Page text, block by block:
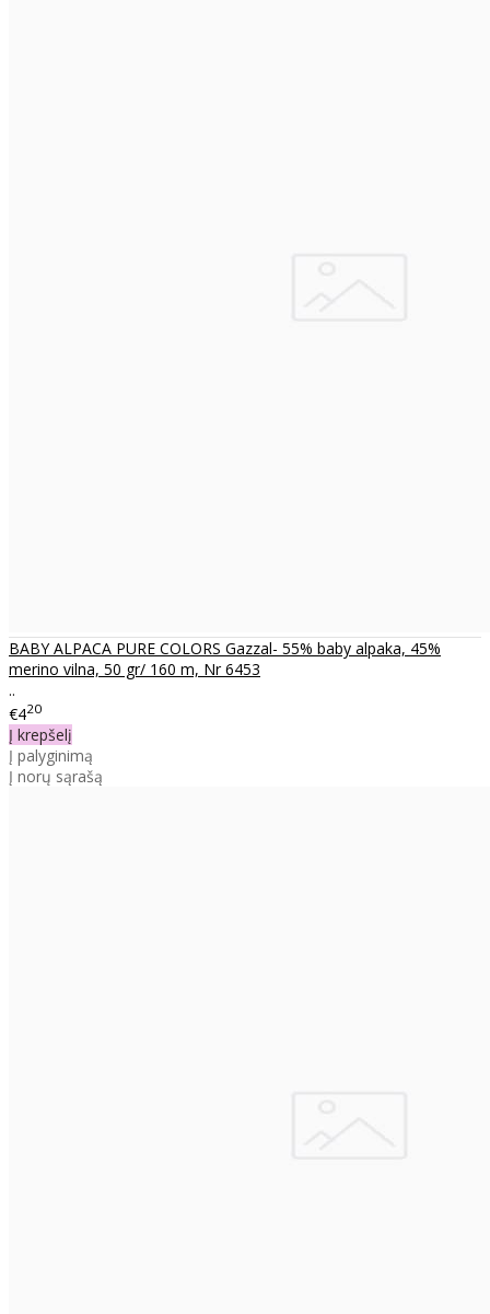
BABY ALPACA PURE COLORS Gazzal- 55% baby alpaka, 45%
merino vilna, 50 gr/ 160 m, Nr 6453
..
€420
Į krepšelį
Į palyginimą
Į norų sąrašą